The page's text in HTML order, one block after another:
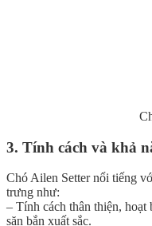
3. Tính cách và khả
Chó Ailen Setter nổi tiếng
trưng như:
– Tính cách thân thiện,
săn bắn xuất sắc.